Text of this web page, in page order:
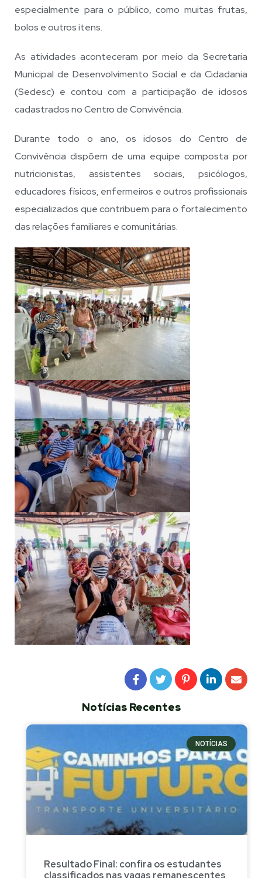
especialmente para o público, como muitas frutas,
bolos e outros itens.
As atividades aconteceram por meio da Secretaria
Municipal de Desenvolvimento Social e da Cidadania
(Sedesc) e contou com a participação de idosos
cadastrados no Centro de Convivência.
Durante todo o ano, os idosos do Centro de
Convivência dispõem de uma equipe composta por
nutricionistas, assistentes sociais, psicólogos,
educadores físicos, enfermeiros e outros profissionais
especializados que contribuem para o fortalecimento
das relações familiares e comunitárias.
Notícias Recentes
NOTÍCIAS
Resultado Final: confira os estudantes
classificados nas vagas remanescentes